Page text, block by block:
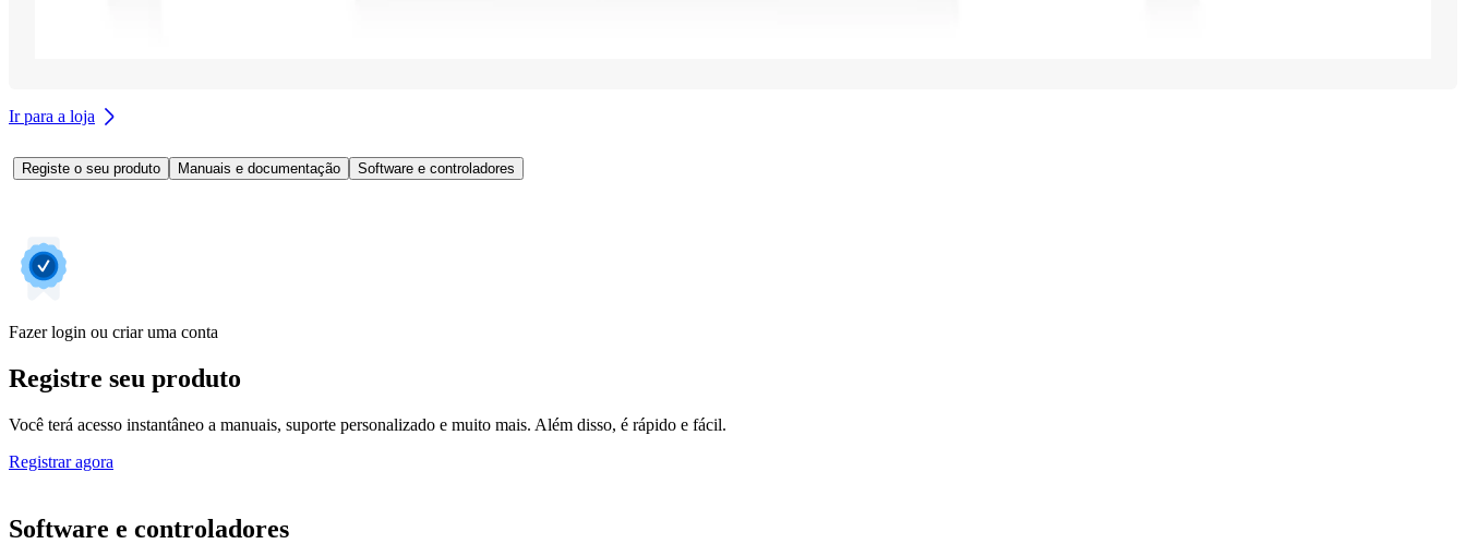
Ir para a loja
Registe o seu produto Manuais e documentação Software e controladores
Fazer login ou criar uma conta
Registre seu produto
Você terá acesso instantâneo a manuais, suporte personalizado e muito mais. Além disso, é rápido e fácil.
Registrar agora
Software e controladores